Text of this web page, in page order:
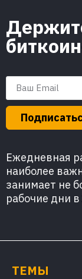
Ежедневная
наиболее
занимает не
рабочие дни
ТЕМЫ